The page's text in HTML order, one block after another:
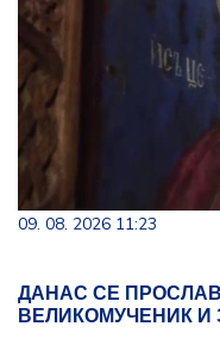
09. 08. 2026 11:23
ДАНАС СЕ
ВЕЛИКОМУЧЕНИК